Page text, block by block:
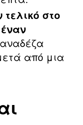
στο
από μια